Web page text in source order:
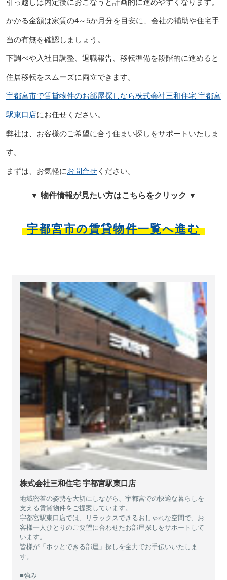
かかる金額は家賃の4～5か月分を目安に、会社の補助や住宅手
当の有無を確認しましょう。
下調べや入社日調整、退職報告、移転準備を段階的に進めると
住居移転をスムーズに両立できます。
宇都宮市で賃貸物件のお部屋探しなら株式会社三和住宅 宇都宮
駅東口店にお任せください。
弊社は、お客様のご希望に合う住まい探しをサポートいたしま
す。
まずは、お気軽にお問合せください。
▼ 物件情報が見たい方はこちらをクリック ▼
宇都宮市の賃貸物件一覧へ進む
株式会社三和住宅 宇都宮駅東口店
地域密着の姿勢を大切にしながら、宇都宮での快適な暮らしを
支える賃貸物件をご提案しています。
宇都宮駅東口店では、リラックスできるおしゃれな空間で、お
客様一人ひとりのご要望に合わせたお部屋探しをサポートして
います。
皆様が「ホッとできる部屋」探しを全力でお手伝いいたしま
す。
■強み